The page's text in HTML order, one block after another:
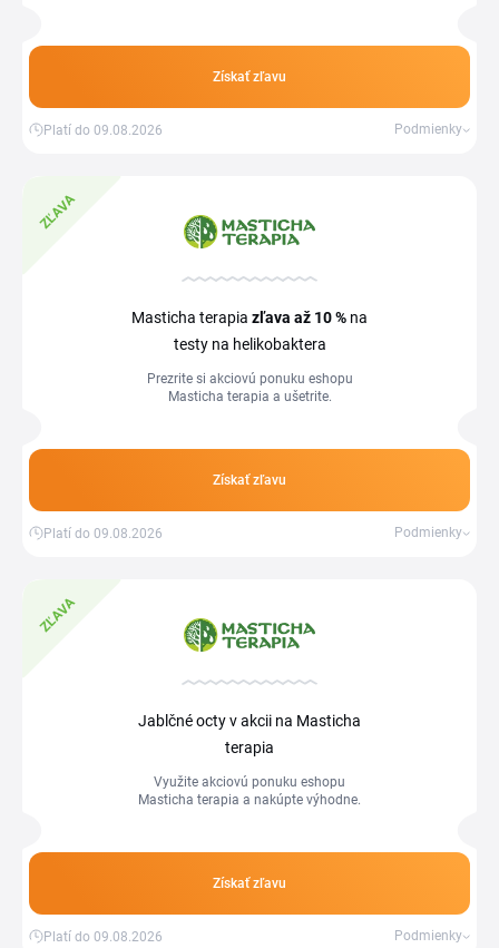
Získať zľavu
Platí do 09.08.2026 Podmienky
ZĽAVA
Masticha terapia zľava až 10 % na
testy na helikobaktera
Prezrite si akciovú ponuku eshopu
Masticha terapia a ušetrite.
Získať zľavu
Platí do 09.08.2026 Podmienky
ZĽAVA
Jablčné octy v akcii na Masticha
terapia
Využite akciovú ponuku eshopu
Masticha terapia a nakúpte výhodne.
Získať zľavu
Platí do 09.08.2026 Podmienky